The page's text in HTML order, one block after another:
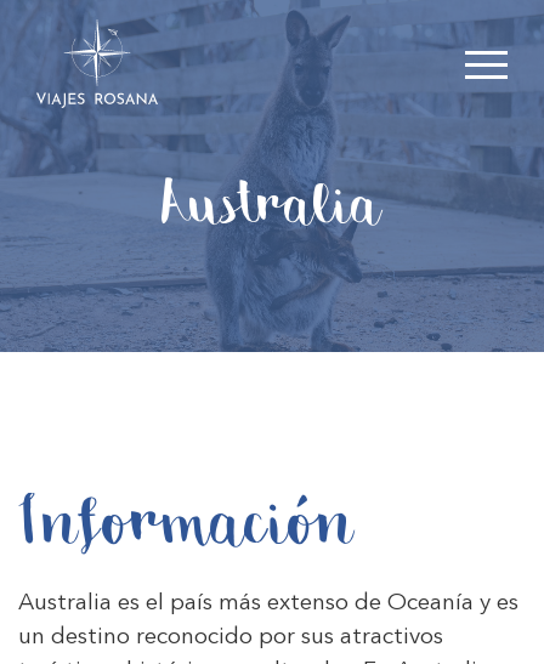
Australia
Información
Australia es el país más extenso de Oceanía y es
un destino reconocido por sus atractivos